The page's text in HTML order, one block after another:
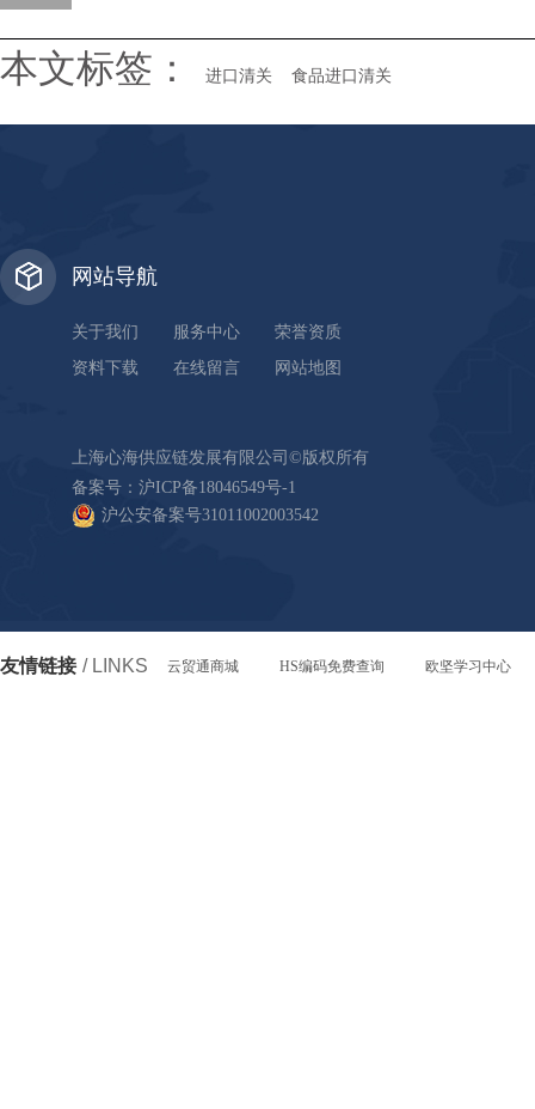
本文标签： 进口清关 食品进口清关
网站导航
关于我们 服务中心
荣誉资质
资料下载
在线留言 网站地图
上海心海供应链发展有限公司©版权所有
备案号： 沪ICP备18046549号-1
沪公安备案号31011002003542
友情链接 / LINKS 云贸通商城 HS编码免费查询 欧坚学习中心